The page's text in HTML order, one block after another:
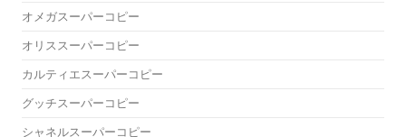
オメガスーパーコピー
オリススーパーコピー
カルティエスーパーコピー
グッチスーパーコピー
シャネルスーパーコピー